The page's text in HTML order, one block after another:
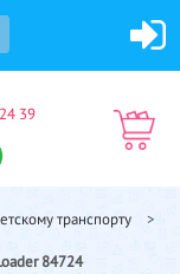
39
транспорту
>
84724